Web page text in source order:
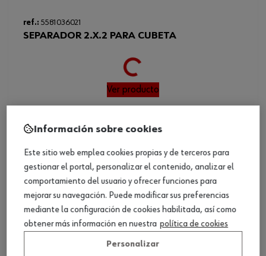
ref.: 5581036021
SEPARADOR 2.X.2 PARA CUBETA
Loading...
Ver producto
Información sobre cookies
Este sitio web emplea cookies propias y de terceros para
gestionar el portal, personalizar el contenido, analizar el
comportamiento del usuario y ofrecer funciones para
mejorar su navegación. Puede modificar sus preferencias
mediante la configuración de cookies habilitada, así como
obtener más información en nuestra política de cookies
Personalizar